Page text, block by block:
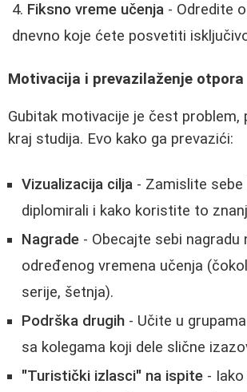
Fiksno vreme učenja - Odredite
dnevno koje ćete posvetiti
Motivacija i prevazilaženje otpora
Gubitak motivacije je čest problem,
kraj studija. Evo kako ga prevazići:
Vizualizacija cilja - Zamislite
diplomirali i kako koristite to
Nagrade - Obecajte sebi nagradu
određenog vremena učenja
serije, šetnja).
Podrška drugih - Učite u
sa kolegama koji dele slične
"Turistički izlasci" na ispite -